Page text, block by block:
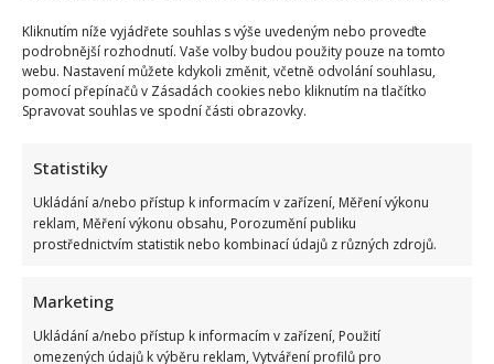
Kliknutím níže vyjádřete souhlas s výše uvedeným nebo proveďte
podrobnější rozhodnutí. Vaše volby budou použity pouze na tomto
webu. Nastavení můžete kdykoli změnit, včetně odvolání souhlasu,
pomocí přepínačů v Zásadách cookies nebo kliknutím na tlačítko
Spravovat souhlas ve spodní části obrazovky.
Statistiky
Ukládání a/nebo přístup k informacím v zařízení, Měření výkonu
reklam, Měření výkonu obsahu, Porozumění publiku
prostřednictvím statistik nebo kombinací údajů z různých zdrojů.
Marketing
Ukládání a/nebo přístup k informacím v zařízení, Použití
omezených údajů k výběru reklam, Vytváření profilů pro